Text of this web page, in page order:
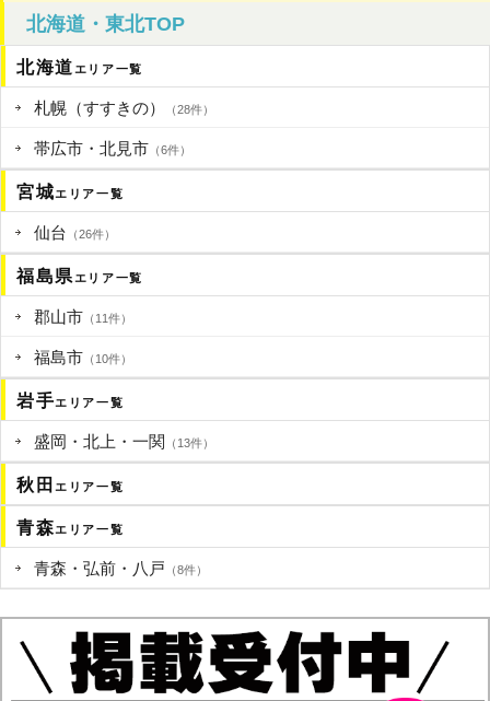
北海道・東北TOP
北海道エリア一覧
札幌（すすきの） （28件）
帯広市・北見市 （6件）
宮城エリア一覧
仙台 （26件）
福島県エリア一覧
郡山市 （11件）
福島市 （10件）
岩手エリア一覧
盛岡・北上・一関 （13件）
秋田エリア一覧
青森エリア一覧
青森・弘前・八戸 （8件）